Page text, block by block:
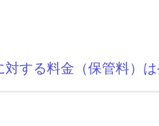
する料金（保管料）